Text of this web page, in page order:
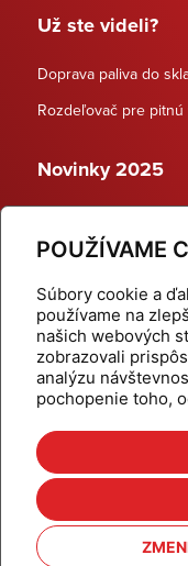
POUŽÍVAME
Súbory cookie a
používame na
našich webových
zobrazovali
analýzu
pochopenie toho,
Už ste videli?
Doprava paliva do
Rozdeľovač pre pitnú
Novinky 2025
Dynamické
Domov
Aktuality
Kalkulačky
Na stiahnutie